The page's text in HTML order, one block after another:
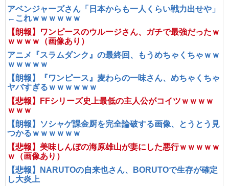
アベンジャーズさん「日本からも一人くらい戦力出せや」
←これｗｗｗｗｗｗ
【朗報】ワンピースのウルージさん、ガチで最強だったｗ
ｗｗｗｗ（画像あり）
アニメ『スラムダンク』の最終回、もうめちゃくちゃｗｗ
ｗｗｗｗｗ
【朗報】『ワンピース』麦わらの一味さん、めちゃくちゃ
ヤバすぎるｗｗｗｗｗｗ
【悲報】FFシリーズ史上最低の主人公がコイツｗｗｗｗ
ｗｗｗ
【朗報】ソシャゲ課金厨を完全論破する画像、とうとう見
つかるｗｗｗｗｗｗ
【悲報】美味しんぼの海原雄山が妻にした悪行ｗｗｗｗｗ
ｗ（画像あり）
【悲報】NARUTOの自来也さん、BORUTOで生存が確定
し大炎上